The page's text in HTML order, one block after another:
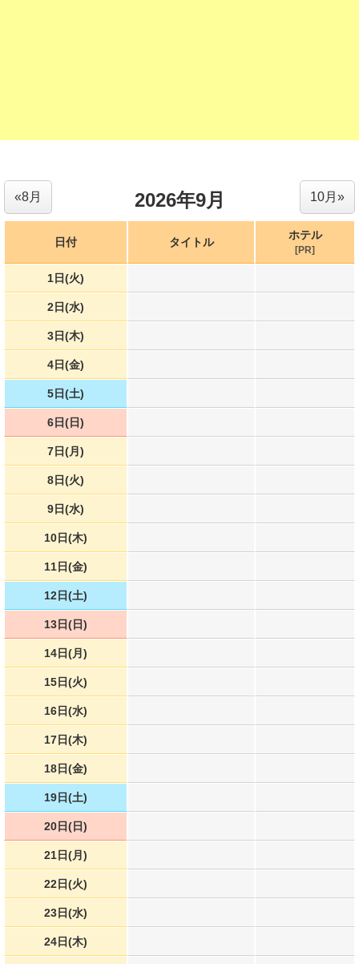
2026年9月 10月»
«8月
日付 タイトル
ホテル
[PR]
1日(火)
2日(水)
3日(木)
4日(金)
5日(土)
6日(日)
7日(月)
8日(火)
9日(水)
10日(木)
11日(金)
12日(土)
13日(日)
14日(月)
15日(火)
16日(水)
17日(木)
18日(金)
19日(土)
20日(日)
21日(月)
22日(火)
23日(水)
24日(木)